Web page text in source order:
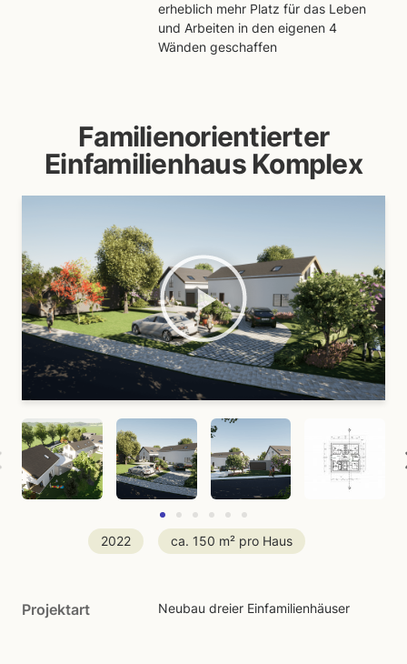
erheblich mehr Platz für das Leben
und Arbeiten in den eigenen 4
Wänden geschaffen
2022 ca. 150 m² pro Haus
Projektart Neubau dreier Einfamilienhäuser
Familienorientierter
Einfamilienhaus Komplex